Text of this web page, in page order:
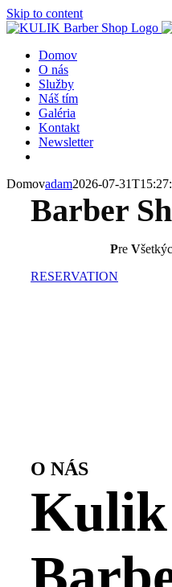
Skip to content
Domov
O nás
Služby
Náš tím
Galéria
Kontakt
Newsletter
Domovadam2026-07-
Barber
Pre V
RESERVATION
O NÁS
Kulik